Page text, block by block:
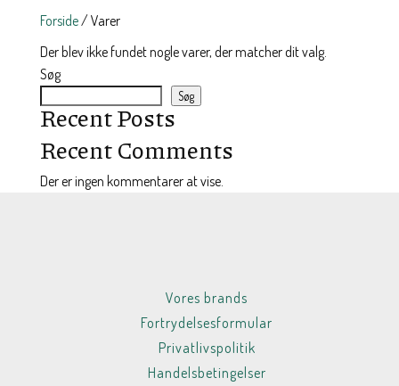
Forside/ Varer
Der blev ikke fundet nogle varer, der matcher dit valg.
Søg
Søg
Recent Posts
Recent Comments
Der er ingen kommentarer at vise.
Vores brands
Fortrydelsesformular
Privatlivspolitik
Handelsbetingelser